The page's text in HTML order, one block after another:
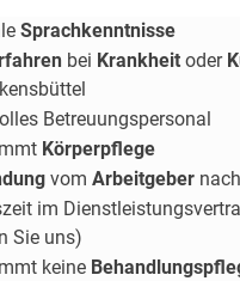
Sprachkenntnisse
bei Krankheit oder
Betreuungspersonal
Körperpflege
vom Arbeitgeber nach
im
Sie uns)
keine